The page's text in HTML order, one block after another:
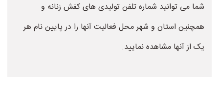
شما می توانید شماره تلفن تولیدی های کفش زنانه و
همچنین استان و شهر محل فعالیت آنها را در پایین نام هر
یک از آنها مشاهده نمایید.